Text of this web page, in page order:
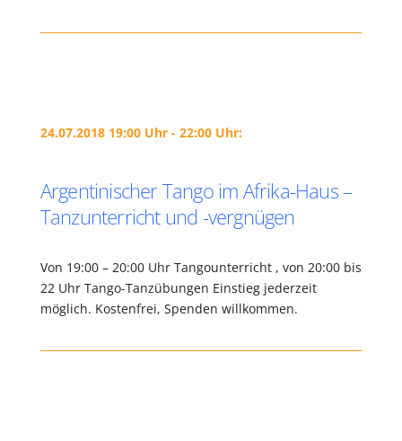
24.07.2018 19:00 Uhr - 22:00 Uhr:
Argentinischer Tango im Afrika-Haus –
Tanzunterricht und -vergnügen
Von 19:00 – 20:00 Uhr Tangounterricht , von 20:00 bis
22 Uhr Tango-Tanzübungen Einstieg jederzeit
möglich. Kostenfrei, Spenden willkommen.